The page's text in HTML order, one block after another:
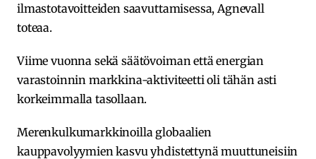
ilmastotavoitteiden saavuttamisessa, Agnevall
toteaa.
Viime vuonna sekä säätövoiman että energian
varastoinnin markkina-aktiviteetti oli tähän asti
korkeimmalla tasollaan.
Merenkulkumarkkinoilla globaalien
kauppavolyymien kasvu yhdistettynä muuttuneisiin